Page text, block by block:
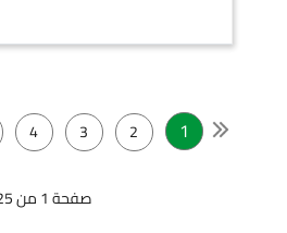
1
2
3
4
صفحة 1 من 25